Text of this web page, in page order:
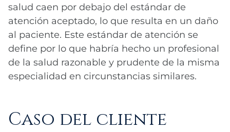
salud caen por debajo del estándar de
atención aceptado, lo que resulta en un daño
al paciente. Este estándar de atención se
define por lo que habría hecho un profesional
de la salud razonable y prudente de la misma
especialidad en circunstancias similares.
Caso del cliente